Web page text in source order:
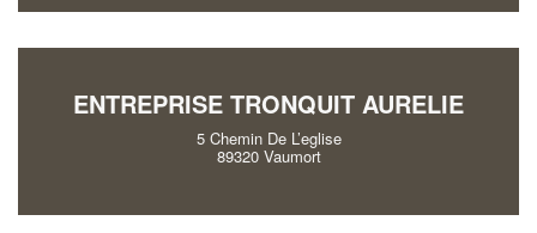
ENTREPRISE TRONQUIT AURELIE
5 Chemin De L’eglise
89320 Vaumort